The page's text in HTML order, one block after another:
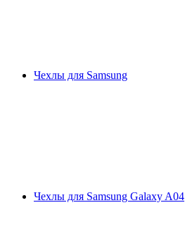
Чехлы для Samsung
Чехлы для Samsung Galaxy A04